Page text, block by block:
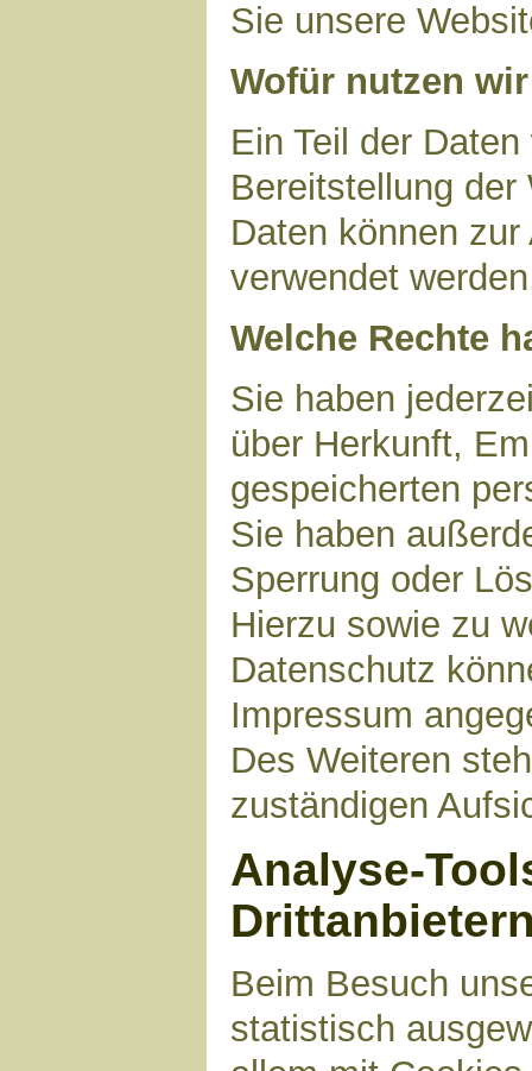
Sie unsere
Wofür nutzen
Ein Teil der
Bereitstellung der
Daten können
verwendet
Welche Rechte
Sie haben
über Herkunft,
gespeicherten
Sie haben
Sperrung oder
Hierzu sowie zu
Datenschutz
Impressum
Des Weiteren
zuständigen
Analyse-
Beim Besuch
statistisch